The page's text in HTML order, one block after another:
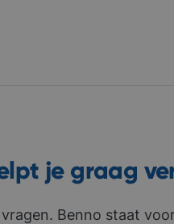
je graag
Benno staat